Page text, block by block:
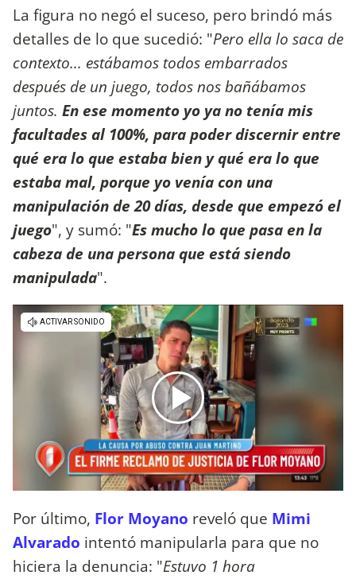
La figura no negó el suceso, pero brindó más
detalles de lo que sucedió: "Pero ella lo saca de
contexto... estábamos todos embarrados
después de un juego, todos nos bañábamos
juntos. En ese momento yo ya no tenía mis
facultades al 100%, para poder discernir entre
qué era lo que estaba bien y qué era lo que
estaba mal, porque yo venía con una
manipulación de 20 días, desde que empezó el
juego", y sumó: "Es mucho lo que pasa en la
cabeza de una persona que está siendo
manipulada".
Por último, Flor Moyano reveló que Mimi
Alvarado intentó manipularla para que no
hiciera la denuncia: "Estuvo 1 hora